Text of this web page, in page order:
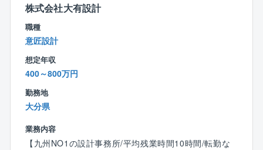
・スケジュール管理は個人の裁量のため、柔軟な休日
の取得が可能です。
・資格取得支援制度が充実しており、ステップアップ
を後押ししています。
株式会社大有設計
職種
意匠設計
想定年収
400～800万円
勤務地
大分県
業務内容
【九州NO1の設計事務所/平均残業時間10時間/転勤な